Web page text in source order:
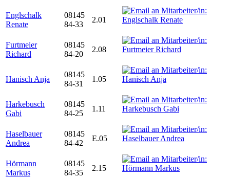
Englschalk
Renate
08145
84-33
2.01
Furtmeier
Richard
08145
84-20
2.08
Hanisch Anja
08145
84-31
1.05
Harkebusch
Gabi
08145
84-25
1.11
Haselbauer
Andrea
08145
84-42
E.05
Hörmann
Markus
08145
84-35
2.15